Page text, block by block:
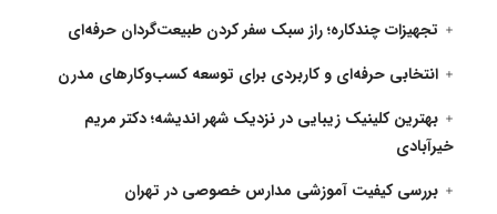
تجهیزات چندکاره؛ راز سبک سفر کردن طبیعت‌گردان حرفه‌ای
انتخابی حرفه‌ای و کاربردی برای توسعه کسب‌وکارهای مدرن
بهترین کلینیک زیبایی در نزدیک شهر اندیشه؛ دکتر مریم
خیرآبادی
بررسی کیفیت آموزشی مدارس خصوصی در تهران